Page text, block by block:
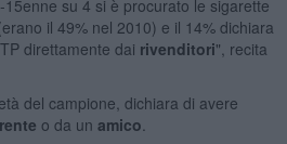
su 4 si è procurato le sigarette
il 49% nel 2010) e il 14% dichiara
direttamente dai rivenditori", recita
del campione, dichiara di avere
o da un amico